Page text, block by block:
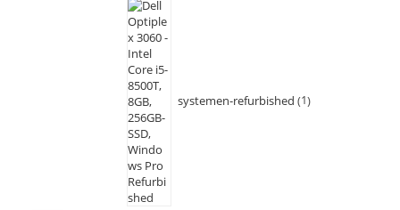
systemen-refurbished 1